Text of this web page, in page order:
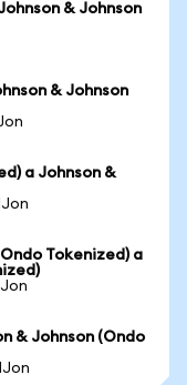
& Johnson
& Johnson
a Johnson &
Tokenized) a
& Johnson (Ondo